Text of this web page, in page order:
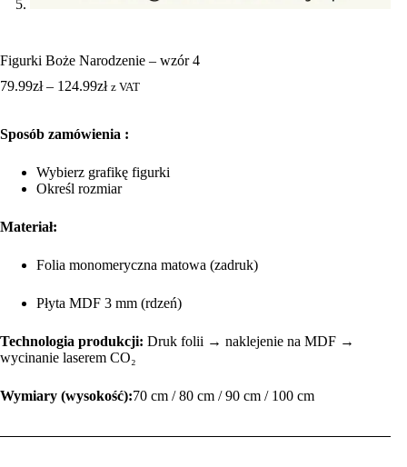
Figurki Boże Narodzenie – wzór 4
79.99zł – 124.99zł z VAT
Sposób zamówienia :
Wybierz grafikę figurki
Określ rozmiar
Materiał:
Folia monomeryczna matowa (zadruk)
Płyta MDF 3 mm (rdzeń)
Technologia produkcji: Druk folii → naklejenie na MDF →
wycinanie laserem CO₂
Wymiary (wysokość):70 cm / 80 cm / 90 cm / 100 cm